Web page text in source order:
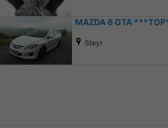
MAZDA 6 GTA
Steyr